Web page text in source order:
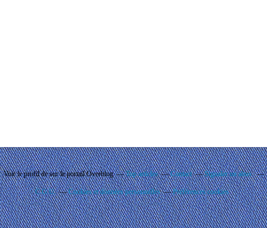
Voir le profil desur le portail Overblog Top articles Contact Signaler un abus
C.G.U. Cookies et données personnelles Préférences cookies